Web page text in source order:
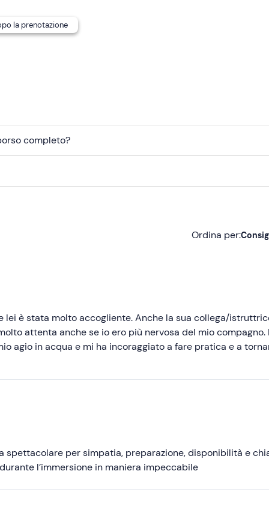
la prenotazione
completo?
Ordina per:
Meno recenti
Più alte
è stata molto accogliente. Anche la sua collega/
attenta anche se io ero più nervosa del mio compagno.
agio in acqua e mi ha incoraggiato a fare pratica e a
tra il mio compagno che era un po' più sicuro di sé.
Spero di tornare a trovarvi.
spettacolare per simpatia, preparazione, disponibilità e
l’immersione in maniera impeccabile